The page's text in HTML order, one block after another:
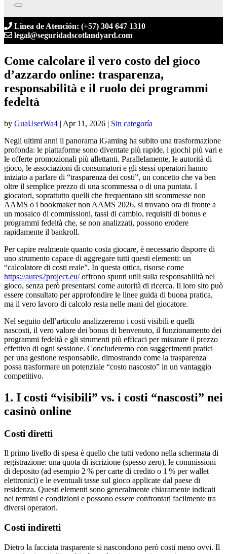
Linea de Atención: (+57) 304 647 1310
legal@seguridadscotlandyard.com
Come calcolare il vero costo del gioco
d’azzardo online: trasparenza,
responsabilità e il ruolo dei programmi
fedeltà
by GuaUserWa4 | Apr 11, 2026 | Sin categoría
Negli ultimi anni il panorama iGaming ha subito una trasformazione
profonda: le piattaforme sono diventate più rapide, i giochi più vari e
le offerte promozionali più allettanti. Parallelamente, le autorità di
gioco, le associazioni di consumatori e gli stessi operatori hanno
iniziato a parlare di “trasparenza dei costi”, un concetto che va ben
oltre il semplice prezzo di una scommessa o di una puntata. I
giocatori, soprattutto quelli che frequentano siti scommesse non
AAMS o i bookmaker non AAMS 2026, si trovano ora di fronte a
un mosaico di commissioni, tassi di cambio, requisiti di bonus e
programmi fedeltà che, se non analizzati, possono erodere
rapidamente il bankroll.
Per capire realmente quanto costa giocare, è necessario disporre di
uno strumento capace di aggregare tutti questi elementi: un
“calcolatore di costi reale”. In questa ottica, risorse come
https://aures2project.eu/offrono spunti utili sulla responsabilità nel
gioco, senza però presentarsi come autorità di ricerca. Il loro sito può
essere consultato per approfondire le linee guida di buona pratica,
ma il vero lavoro di calcolo resta nelle mani del giocatore.
Nel seguito dell’articolo analizzeremo i costi visibili e quelli
nascosti, il vero valore dei bonus di benvenuto, il funzionamento dei
programmi fedeltà e gli strumenti più efficaci per misurare il prezzo
effettivo di ogni sessione. Concluderemo con suggerimenti pratici
per una gestione responsabile, dimostrando come la trasparenza
possa trasformare un potenziale “costo nascosto” in un vantaggio
competitivo.
1. I costi “visibili” vs. i costi “nascosti” nei
casinò online
Costi diretti
Il primo livello di spesa è quello che tutti vedono nella schermata di
registrazione: una quota di iscrizione (spesso zero), le commissioni
di deposito (ad esempio 2 % per carte di credito o 1 % per wallet
elettronici) e le eventuali tasse sul gioco applicate dal paese di
residenza. Questi elementi sono generalmente chiaramente indicati
nei termini e condizioni e possono essere confrontati facilmente tra
diversi operatori.
Costi indiretti
Dietro la facciata trasparente si nascondono però costi meno ovvi. Il